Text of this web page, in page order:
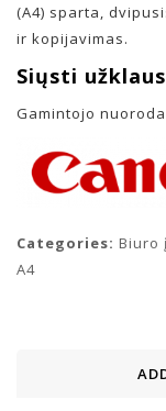
(A4) sparta,
ir kopijavimas.
Siųsti
Gamintojo
Categories: Biuro
A4